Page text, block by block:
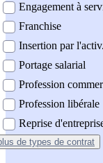
Engagement à
Franchise
Insertion par
Portage salarial
Profession
Profession libérale
Reprise
de types de contrat